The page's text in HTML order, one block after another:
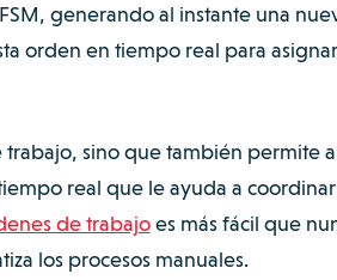
generando al instante una
orden en tiempo real para
trabajo, sino que también permite
real que le ayuda a
de trabajoes más fácil que
los procesos manuales.